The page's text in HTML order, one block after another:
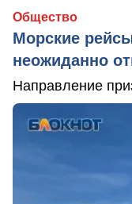
Общество
Морские
неожиданно
Направление